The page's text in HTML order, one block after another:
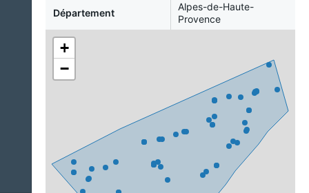
Département
Alpes-de-Haute-
Provence
+
−